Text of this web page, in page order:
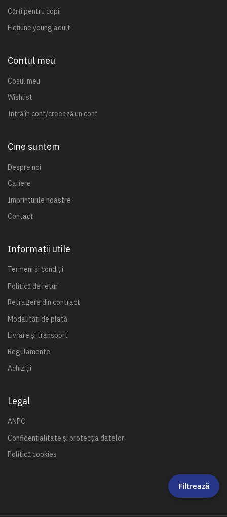
Cărți pentru copii
Ficțiune young adult
Contul meu
Coșul meu
Wishlist
Intră în cont/creează un cont
Cine suntem
Despre noi
Cariere
Imprinturile noastre
Contact
Informații utile
Termeni și condiții
Politică de retur
Retragere din contract
Modalități de plată
Livrare și transport
Regulamente
Achiziții
Legal
ANPC
Confidențialitate și protecția datelor
Politică cookies
Filtrează